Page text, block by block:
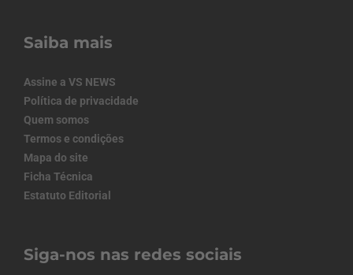
Saiba mais
Assine a VS NEWS
Política de privacidade
Quem somos
Termos e condições
Mapa do site
Ficha Técnica
Estatuto Editorial
Siga-nos nas redes sociais